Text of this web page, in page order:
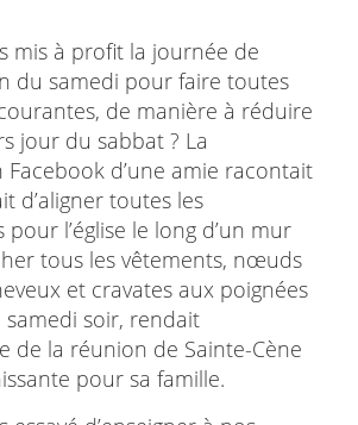
mis à profit la journée de
du samedi pour faire toutes
de manière à réduire
jour du sabbat ? La
d’une amie racontait
d’aligner toutes les
pour l’église le long d’un mur
tous les vêtements, nœuds
et cravates aux poignées
soir, rendait
de la réunion de Sainte-Cène
pour sa famille.